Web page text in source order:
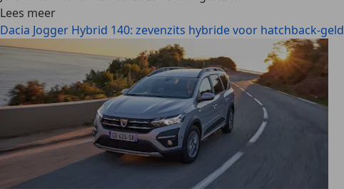
Lees meer
Dacia Jogger Hybrid 140: zevenzits hybride voor hatchback-geld